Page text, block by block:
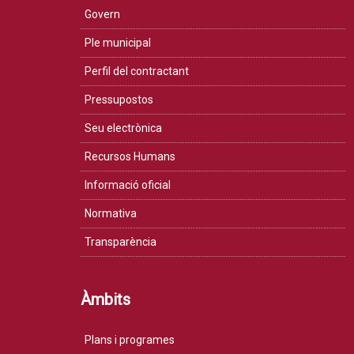
Govern
Ple municipal
Perfil del contractant
Pressupostos
Seu electrònica
Recursos Humans
Informació oficial
Normativa
Transparència
Àmbits
Plans i programes